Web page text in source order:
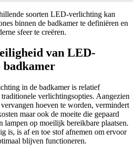
soorten LED-verlichting kan
binnen de badkamer te definiëren en
sfeer te creëren.
van LED-
in de badkamer is relatief
verlichtingsopties. Aangezien
hoeven te worden, vermindert
maar ook de moeite die gepaard
lampen op moeilijk bereikbare plaatsen.
is, is af en toe stof afnemen om ervoor
blijven functioneren.